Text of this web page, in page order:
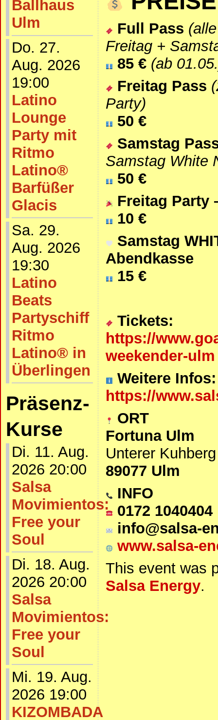
Ballhaus
Ulm
Do. 27.
Aug. 2026
19:00
Latino
Lounge
Party mit
Ritmo
Latino®
Barfüßer
Glacis
Sa. 29.
Aug. 2026
19:30
Latino
Beats
Partyschiff
Ritmo
Latino® in
Überlingen
Präsenz-
Kurse
Di. 11. Aug.
2026 20:00
Salsa
Movimientos:
Free your
Soul
Di. 18. Aug.
2026 20:00
Salsa
Movimientos:
Free your
Soul
Mi. 19. Aug.
2026 19:00
KIZOMBADA
Full Pass
Freitag +
85 € (ab
Freitag Pass
Party)
50 €
Samstag
Samstag White
50 €
Freitag Party
10 €
Samstag
Abendkasse
15 €
Tickets:
https://
weekender-ulm
Weitere Infos:
https://
ORT
Fortuna Ulm
Unterer
89077 Ulm
INFO
0172 1040404
info@salsa-
www.salsa-
This event was
Salsa Energy.